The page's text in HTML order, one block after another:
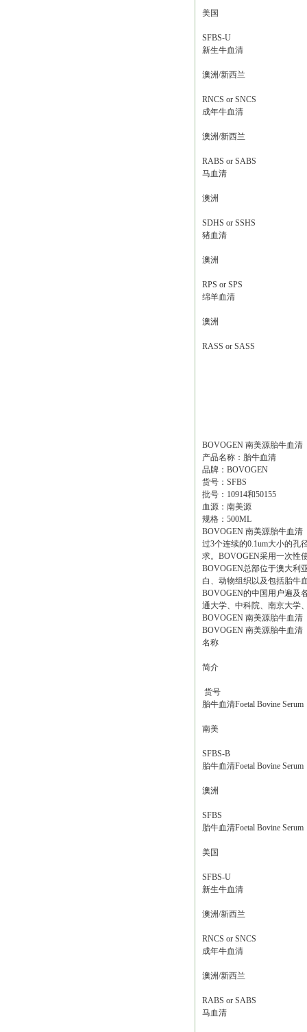
美国
SFBS-U
新生牛血清
澳洲/新西兰
RNCS or SNCS
成年牛血清
澳洲/新西兰
RABS or SABS
马血清
澳洲
SDHS or SSHS
猪血清
澳洲
RPS or SPS
绵羊血清
澳洲
RASS or SASS
BOVOGEN 南美源胎牛血清
产品名称：胎牛血清
品牌：BOVOGEN
货号：SFBS
批号：10914和50155
血源：南美源
规格：500ML
BOVOGEN 南美源胎牛血清
过3个连续的0.1um大小的孔
求。BOVOGEN采用一次性
BOVOGEN总部位于澳大利
白、动物组织以及包括胎牛
BOVOGEN的中国用户遍及
通大学、中科院、南京大学
BOVOGEN 南美源胎牛血
BOVOGEN 南美源胎牛血清
名称
简介
货号
胎牛血清Foetal Bovine Serum
南美
SFBS-B
胎牛血清Foetal Bovine Serum
澳洲
SFBS
胎牛血清Foetal Bovine Serum
美国
SFBS-U
新生牛血清
澳洲/新西兰
RNCS or SNCS
成年牛血清
澳洲/新西兰
RABS or SABS
马血清